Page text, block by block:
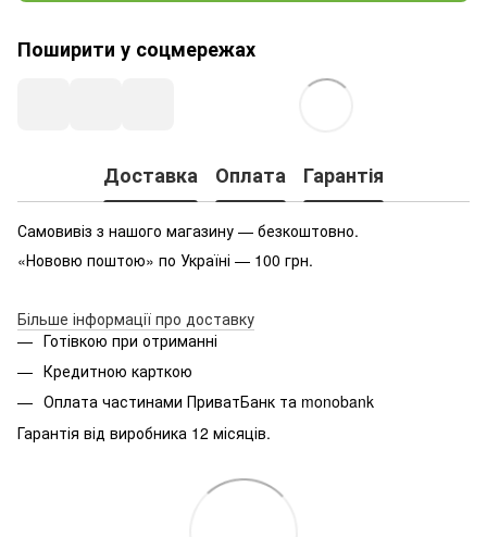
Поширити у соцмережах
Доставка Оплата Гарантія
Самовивіз з нашого магазину — безкоштовно.
«Нововю поштою» по Україні — 100 грн.
Більше інформації про доставку
Готівкою при отриманні
Кредитною карткою
Оплата частинами ПриватБанк та monobank
Гарантія від виробника 12 місяців.